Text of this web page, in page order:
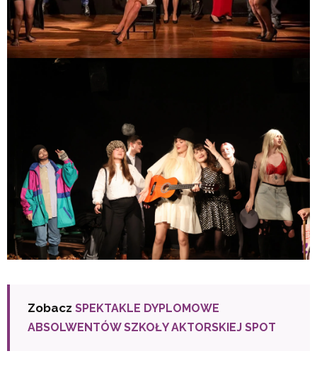
Zobacz SPEKTAKLE DYPLOMOWE
ABSOLWENTÓW SZKOŁY AKTORSKIEJ SPOT